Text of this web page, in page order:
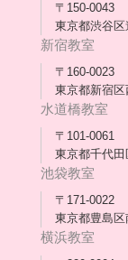
合格・進路実績
協力団体
理事長・会長あいさつ
保護者会
採用情報
〒150-0043
東京都渋谷
新宿教室
〒160-0023
東京都新宿
水道橋教室
〒101-0061
東京都千代
池袋教室
〒171-0022
東京都豊島区
横浜教室